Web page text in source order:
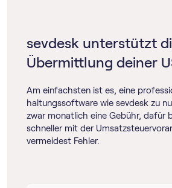
sevdesk unterstützt
Übermittlung deiner
Am einfachsten ist es, eine
haltungs­software wie sevdesk zu
zwar monatlich eine Gebühr, dafür
schneller mit der
vermeidest Fehler.